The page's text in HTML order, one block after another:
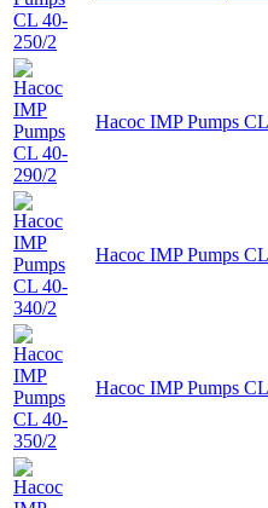
Насос IMP Pumps
Насос IMP Pumps
Насос IMP Pumps